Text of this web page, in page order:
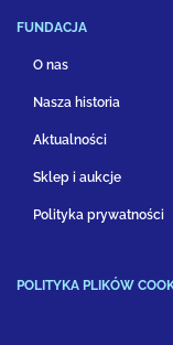
FUNDACJA
O nas
Nasza historia
Aktualności
Sklep i aukcje
Polityka prywatności
POLITYKA PLIKÓW